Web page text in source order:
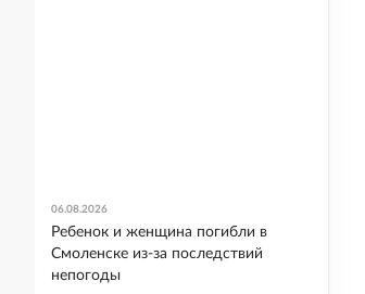
06.08.2026
Ребенок и женщина погибли в
Смоленске из-за последствий
непогоды